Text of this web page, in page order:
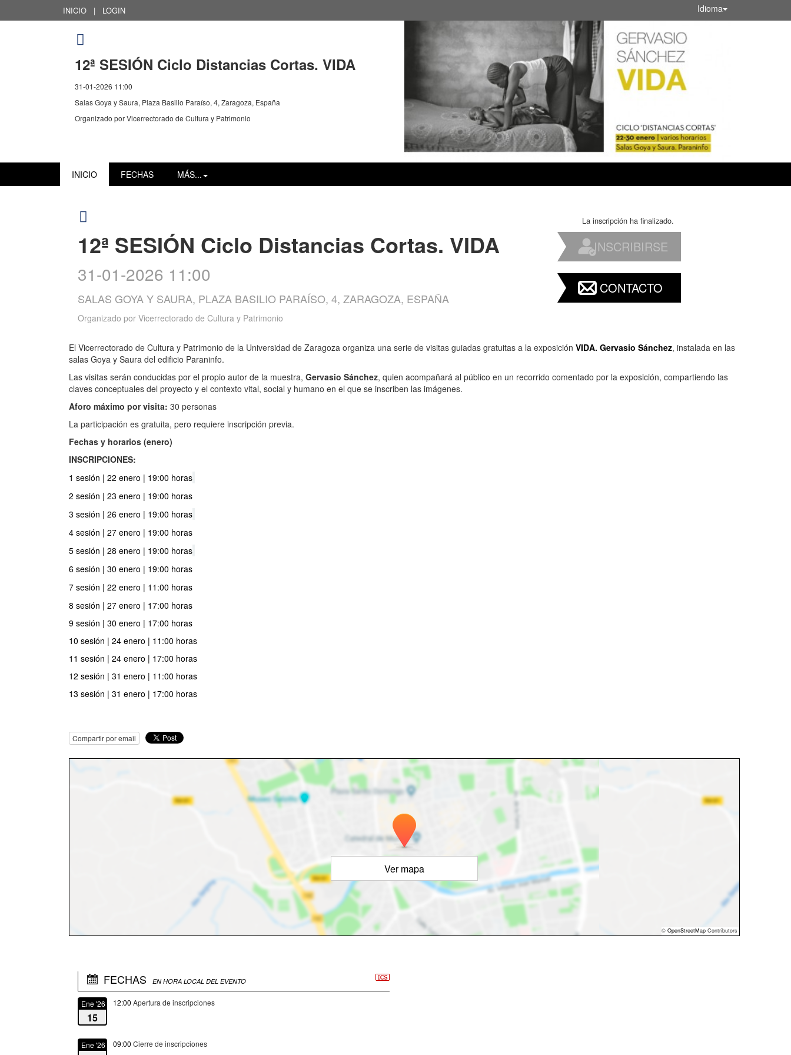
INICIO | LOGIN Idioma
12ª SESIÓN Ciclo Distancias Cortas. VIDA
31-01-2026 11:00
Salas Goya y Saura, Plaza Basilio Paraíso, 4, Zaragoza, España
Organizado porVicerrectorado de Cultura y Patrimonio
INICIO FECHAS MÁS...
12ª SESIÓN Ciclo Distancias Cortas. VIDA
31-01-2026 11:00
SALAS GOYA Y SAURA, PLAZA BASILIO PARAÍSO, 4, ZARAGOZA, ESPAÑA
Organizado por Vicerrectorado de Cultura y Patrimonio
La inscripción ha finalizado.
INSCRIBIRSE
CONTACTO
El Vicerrectorado de Cultura y Patrimonio de la Universidad de Zaragoza organiza una serie de visitas guiadas gratuitas a la exposición VIDA. Gervasio Sánchez, instalada en las
salas Goya y Saura del edificio Paraninfo.
Las visitas serán conducidas por el propio autor de la muestra, Gervasio Sánchez, quien acompañará al público en un recorrido comentado por la exposición, compartiendo las
claves conceptuales del proyecto y el contexto vital, social y humano en el que se inscriben las imágenes.
Aforo máximo por visita: 30 personas
La participación es gratuita, pero requiere inscripción previa.
Fechas y horarios (enero)
INSCRIPCIONES:
1 sesión | 22 enero | 19:00 horas
2 sesión | 23 enero | 19:00 horas
3 sesión | 26 enero | 19:00 horas
4 sesión | 27 enero | 19:00 horas
5 sesión | 28 enero | 19:00 horas
6 sesión | 30 enero | 19:00 horas
7 sesión | 22 enero | 11:00 horas
8 sesión | 27 enero | 17:00 horas
9 sesión | 30 enero | 17:00 horas
10 sesión | 24 enero | 11:00 horas
11 sesión | 24 enero | 17:00 horas
12 sesión | 31 enero | 11:00 horas
13 sesión | 31 enero | 17:00 horas
Compartir por email
Ver mapa
© OpenStreetMap Contributors
FECHAS EN HORA LOCAL DEL EVENTO
Ene '26
15
12:00 Apertura de inscripciones
Ene '26 09:00 Cierre de inscripciones